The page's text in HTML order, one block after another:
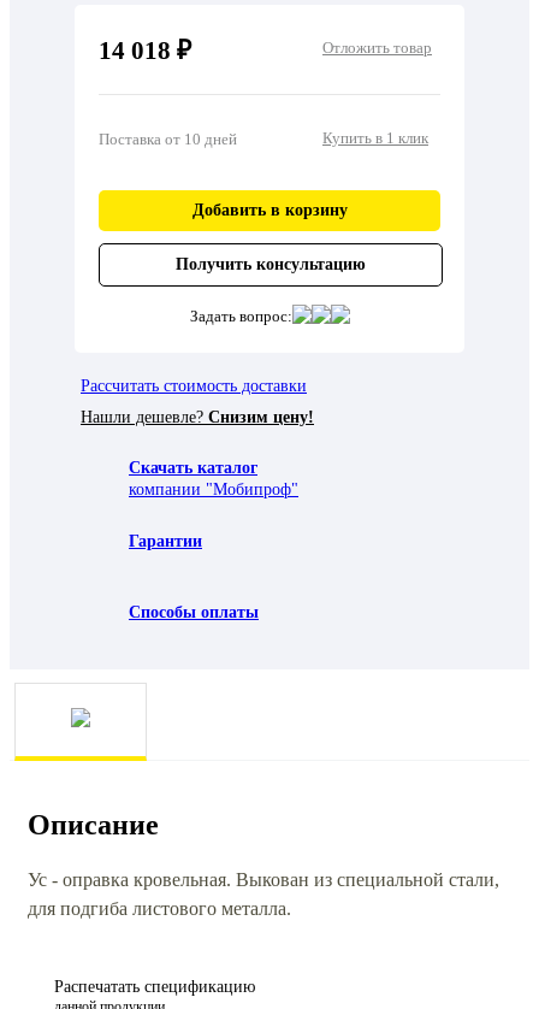
14 018 ₽ Отложить товар
Поставка от 10 дней Купить в 1 клик
Добавить в корзину
Получить консультацию
Задать вопрос:
Рассчитать стоимость доставки
Нашли дешевле? Снизим цену!
Скачать каталог
компании "Мобипроф"
Гарантии
Способы оплаты
Описание
Ус - оправка кровельная. Выкован из специальной стали,
для подгиба листового металла.
Распечатать спецификацию